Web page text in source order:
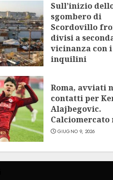
Sull’inizio
sgombero di
Scordovillo
divisi a
vicinanza con
inquilini
Roma, avviati
contatti per
Alajbegovic.
Calciomercato
GIUGNO 9, 2026